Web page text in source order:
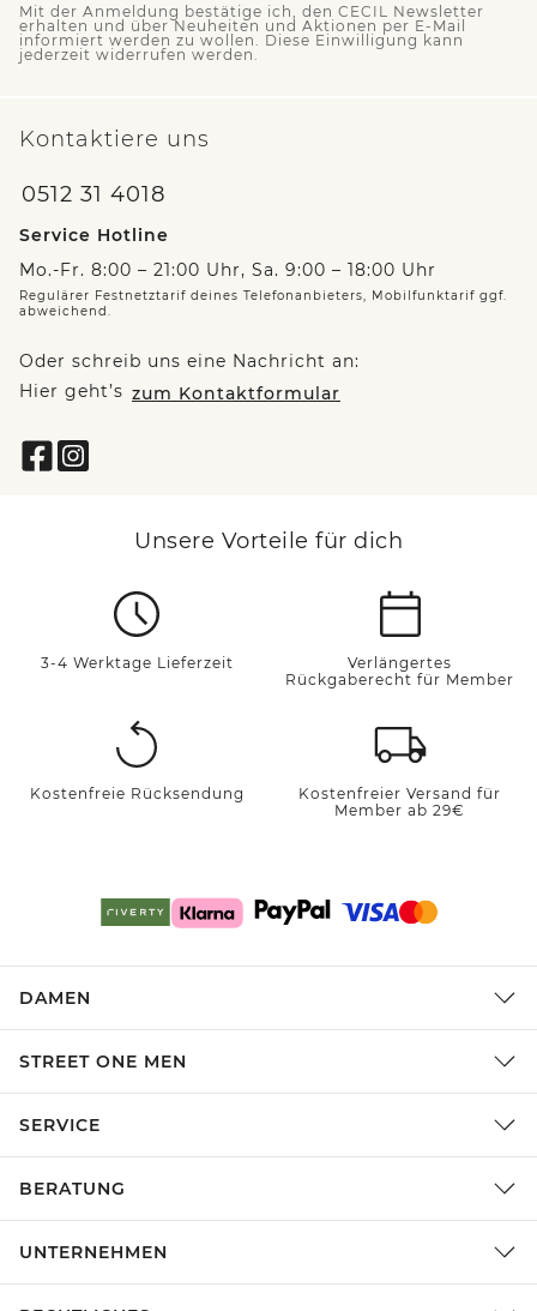
Mit der Anmeldung bestätige ich, den CECIL Newsletter
erhalten und über Neuheiten und Aktionen per E-Mail
informiert werden zu wollen. Diese Einwilligung kann
jederzeit widerrufen werden.
Kontaktiere uns
0512 31 4018
Service Hotline
Mo.-Fr. 8:00 – 21:00 Uhr, Sa. 9:00 – 18:00 Uhr
Regulärer Festnetztarif deines Telefonanbieters, Mobilfunktarif ggf.
abweichend.
Oder schreib uns eine Nachricht an:
Hier geht’s zum Kontaktformular
Unsere Vorteile für dich
3-4 Werktage Lieferzeit
Verlängertes
Rückgaberecht für Member
Kostenfreie Rücksendung
Kostenfreier Versand für
Member ab 29€
DAMEN
STREET ONE MEN
SERVICE
BERATUNG
UNTERNEHMEN